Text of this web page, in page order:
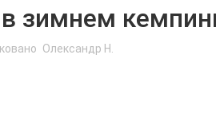
зимнем
Олександр Н.